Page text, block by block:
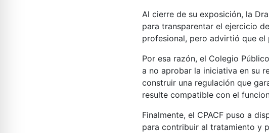
Al cierre de su exposición, la
para transparentar el ejercicio
profesional, pero advirtió que el
Por esa razón, el Colegio
a no aprobar la iniciativa en su
construir una regulación que
resulte compatible con el
Finalmente, el CPACF puso a
para contribuir al tratamiento y